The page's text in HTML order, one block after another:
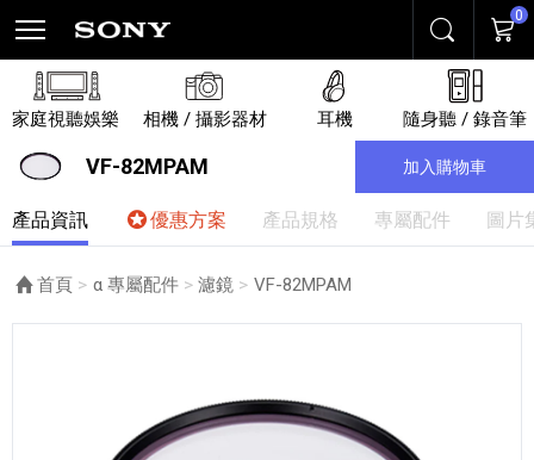
搜尋 購物
0
家庭視聽娛樂 相機 / 攝影器材 耳機 隨身聽 / 錄音筆
VF-82MPAM 加入購物車
產品資訊 優惠方案 產品規格 專屬配件 圖片
首頁 α 專屬配件 濾鏡 目前頁面：
VF-82MPAM